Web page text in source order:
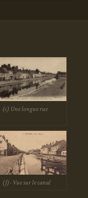
(c) Une longue rue
(f)- Vue sur le canal